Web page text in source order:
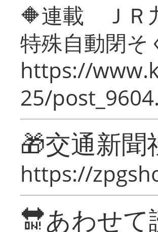
🔶連載 ＪＲ
特殊自動閉そ
https://
25/
🎁交通新
https://
🔛あわせ